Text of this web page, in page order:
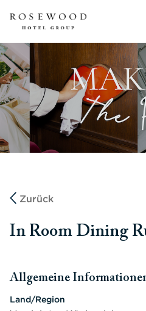
Zurück
In Room Dining
Allgemeine
Drücken Sie die Leertaste
Land/Region